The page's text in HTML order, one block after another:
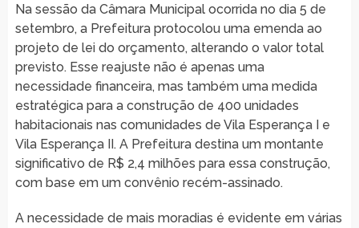
Na sessão da Câmara Municipal ocorrida no dia 5 de
setembro, a Prefeitura protocolou uma emenda ao
projeto de lei do orçamento, alterando o valor total
previsto. Esse reajuste não é apenas uma
necessidade financeira, mas também uma medida
estratégica para a construção de 400 unidades
habitacionais nas comunidades de Vila Esperança I e
Vila Esperança II. A Prefeitura destina um montante
significativo de R$ 2,4 milhões para essa construção,
com base em um convênio recém-assinado.
A necessidade de mais moradias é evidente em várias